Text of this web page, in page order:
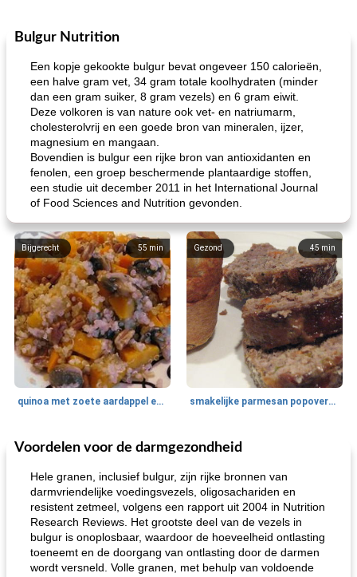
Bulgur Nutrition
Een kopje gekookte bulgur bevat ongeveer 150 calorieën,
een halve gram vet, 34 gram totale koolhydraten (minder
dan een gram suiker, 8 gram vezels) en 6 gram eiwit.
Deze volkoren is van nature ook vet- en natriumarm,
cholesterolvrij en een goede bron van mineralen, ijzer,
magnesium en mangaan.
Bovendien is bulgur een rijke bron van antioxidanten en
fenolen, een groep beschermende plantaardige stoffen,
een studie uit december 2011 in het International Journal
of Food Sciences and Nutrition gevonden.
55 min
Bijgerecht
quinoa met zoete aardappel en champignons
45min
Gezond
smakelijke parmesan popovers (gezonder!)
40min
One Dish Meal Soepen, stoofschotels en Chili
Voordelen voor de darmgezondheid
Hele granen, inclusief bulgur, zijn rijke bronnen van
darmvriendelijke voedingsvezels, oligosachariden en
resistent zetmeel, volgens een rapport uit 2004 in Nutrition
Research Reviews. Het grootste deel van de vezels in
bulgur is onoplosbaar, waardoor de hoeveelheid ontlasting
toeneemt en de doorgang van ontlasting door de darmen
wordt versneld. Volle granen, met behulp van voldoende